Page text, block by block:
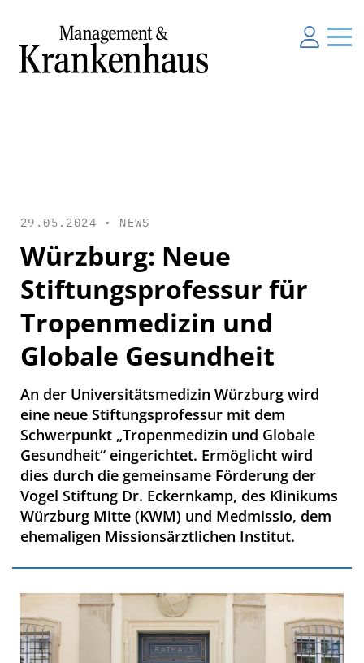
29.05.2024 • NEWS
Würzburg: Neue
Stiftungsprofessur für
Tropenmedizin und
Globale Gesundheit
An der Universitätsmedizin Würzburg wird
eine neue Stiftungsprofessur mit dem
Schwerpunkt „Tropenmedizin und Globale
Gesundheit“ eingerichtet. Ermöglicht wird
dies durch die gemeinsame Förderung der
Vogel Stiftung Dr. Eckernkamp, des Klinikums
Würzburg Mitte (KWM) und Medmissio, dem
ehemaligen Missionsärztlichen Institut.